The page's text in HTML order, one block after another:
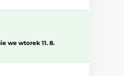
we wtorek 11. 8.